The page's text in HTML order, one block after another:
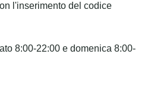
l'inserimento del codice
8:00-22:00 e domenica 8:00-